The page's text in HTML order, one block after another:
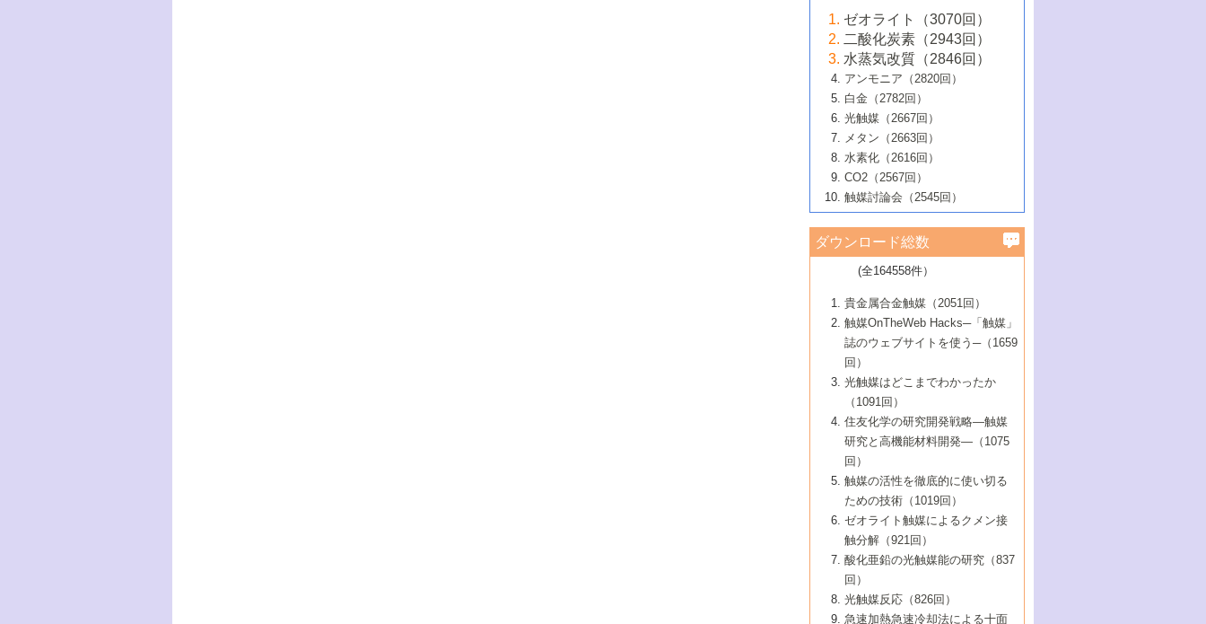
大学：オンライン・対面開催）
6号 メタン転換技術の最新動向
B号 第125回触媒討論会（2020年・工学
院大学）
5号 固体触媒による含窒素有機化合物変
換の最前線
6号 貴金属使用量低減に向けた自動車排
ガス浄化触媒の開発
B号 第123回触媒討論会（2019年・大阪
B号 第121回触媒討論会（2018年・東京
大学）
5号 水素のふるまいを解き明かす最先端
研究
6号 低級アルカンの有効利用のための触
媒技術
B号 第119回触媒討論会（2017年・首都
大学東京）
媒技術
3号 触媒研究の最先端～とびたて若き研究
者たち～（1）
4号 触媒研究の最先端～とびたて若き研究
者たち～（2）
5号 触媒研究の最先端～とびたて若き研究
者たち～（3）
6号 イオニクス材料と燃料電池・電解合成
の最新の研究動向
B号 第117回触媒討論会（2016年・大阪府
立大学）
2号 石油精製用触媒の最近の進展
3号 固体酸化物形燃料電池（SOFC）におけ
るアノード触媒上での燃料直接改質技術
4号 コアシェル構造の制御による触媒機能
5号 工業触媒およびその周辺技術の最近の
進歩
6号 ナノシート
B号 第115回触媒討論会（2015年・成蹊大
2号 光触媒反応機構に関する最新の研究動
向
開発動向
4号 人工光合成に向けた近年のアプローチ
5号 未利用熱エネルギーの有効活用に貢献
する触媒技術
6号 ポリオキソメタレート
B号 第113回触媒討論会（2014年・ロワジ
ールホテル豊橋）
1号 高耐久性燃料電池システム用触媒にお
ける新展開
2号 リビングラジカル重合の最近の動向
3号 天然ガスの化学工業的展開に関する触
媒技術
4号 貴金属触媒の精密構造制御とその活用
5号 バイオマス化成品製造のための固体触
6号 ナノ空間─吸着状態解析から新機能開拓
B号 第111回触媒討論会（2013年・関西大
▼54巻（2012年）
1号 規則性多孔体の利用技術における最近
の進歩
2号 第109回触媒討論会
3号 貴金属低減技術の最新動向
4号 貴金属代替技術の最新動向
5号 光触媒による物質変換反応の新展開
6号 グラフェン
7号 水素を利用する化成品合成の新潮流
▼53巻（2011年）
1号 金属学から見る合金触媒の新展開
2号 第107回触媒討論会
3号 触媒のその場観察法の進歩（１）
4号 触媒のその場観察法の進歩（２）
5号 不活性結合の触媒的活性化による有機
合成
6号 新しい固体酸触媒技術
7号 ゼオライト合成における最近の進歩
▼52巻（2010年）
1号 触媒の劣化対策と長寿命触媒開発
2号 第105回触媒討論会
3号 ナノ構造が拓く新機能
4号 活性サイトおよびその環境の精密な設
計による触媒の高機能化
5号 触媒を有効に使うための技術
7号 有機分子触媒による精密有機合成
8号 高機能化ポリオレフィンに向けた重合
触媒の最近の進展
1号 炭素材料－熱い注目を集める材料－
2号 第103回触媒討論会
3号 環境浄化用光触媒の現状と課題
4号 水素社会の実現に向けた水素製造・貯
蔵技術の進歩
5号 CO2が関わる触媒・材料
7号 持続可能社会実現のための触媒および
触媒関連技術
▼50巻（2008年）
1号 触媒化学と学会のこの10年，半世紀，
そして未来
2号 第101回触媒討論会
4号 錯体を利用したユニークな表面構造の
構築と機能
5号 若手会員による触媒研究の未来展望1：
企業編
6号 第102回触媒討論会
7号 触媒・化学反応における計算化学の進
8号 若手研究者による触媒研究の未来展望
2：大学・研究所編
▼49巻（2007年）
1号 含フッ素化合物の合成と触媒
2号 第99回触媒討論会
3号 実用的ファインケミカル合成プロセス
を実現する触媒
5号 こんな物質，あんな物質―新たな触媒
の可能性―
7号 『結晶の化学』を活かした触媒研究
8号 イオン液体の応用
▼48巻（2006年）
1号 固体酸触媒の最近の進歩
2号 第97回触媒討論会
3号 リビング重合触媒の最近の展開
5号 水素製造・貯蔵のための触媒技術の新
しい展開
6号 第98回触媒討論会
7号 基礎化学品製造の触媒技術
8号 多機能型リアクター
1号 最近の触媒担体とその効果
2号 第95回触媒討論会
4号 水分解用光触媒材料
5号 時間分解分光の進歩と応用
6号 第96回触媒討論会
8号 超臨界流体を用いた化学プロセスの新
▼46巻（2004年）
1号 部分酸化反応触媒の最前線
2号 第93回触媒討論会
3号 特殊エネルギー場の触媒反応
4号 生体内における金属の触媒作用
5号 ファインケミカルズの展開に寄与する
6号 第94回触媒討論会
7号 サブナノレベルでみた新しい表面現象
8号 オレフィン重合触媒の新たな展
▼45巻（2003年）
1号 なぜこの触媒が良いのか？
2号 第91回触媒討論会
3号 最近の自動車排ガス処理技術
4号 触媒研究の現状と将来─第90回触媒討論
5号 基礎化学品製造の触媒技術
6号 第92回触媒討論会
7号 基礎化学品製造の触媒技術
8号 資源の循環と触媒技術
▼44巻（2002年）
1号 高次制御された触媒の化学
2号 第89回触媒討論会
3号 触媒を利用した電気化学の新展開
4号 ナノ材料の調製と機能化
5号 こんな触媒が欲しい
6号 第90回触媒討論会
7号 触媒研究と学術雑誌/情報
8号 若い世代からみた触媒化学の現状と未
▼43巻（2001年）
1号 グリーンケミストリーと触媒
2号 第87回触媒討論会特集号
3号 生体触媒とバイオプロセス
4号 水素製造・利用の触媒化学
5号 触媒研究における新しい切り口：コン
ビナトリアルケミストリー
6号 第88回触媒討論会特集号
7号 企業における触媒研究のブレークスル
8号 この材料を触媒として使ってみません
▼42巻（2000年）
1号 触媒反応工学の明日を拓く
2号 第85回触媒討論会
3号 反応ダイナミクス
5号 触媒のおもしろさをどのように伝える
6号 第86回触媒討論会
7号 水素化精製触媒の新しい展開
8号 新しい反応性と機能性を目指した金属
クラスタ-化学
▼41巻（1999年）
1号 孔、穴、あな?-特異な空間とその利用-
2号 第83回触媒討論会
3号 均一系触媒反応最前線
4号 実用炭素材料の新展開
5号 研究の方法論を考える
7号 機能性金属材料と触媒
8号 触媒研究へのNMRの応用と展望
▼40巻（1998年）
進展と21世紀への提言/創立40周年記念・触
媒学会この10年の歩みとこれから/創立40周
2号 第81回触媒討論会
3号 計算機触媒化学へのさそい
4号 触媒劣化の制御と予測
5号 最新の実用プロセスと触媒
6号 第82回触媒討論会
1号 均一系と不均一系触媒反応-その特徴と
接点
2号 第79回触媒討論会
3号 最新NO除去触媒の実用化研究
4号 新しい反応場を目指した触媒調製
5号 反応・分離技術の新しい展開
6号 第80回触媒討論会
▼38巻（1996年）
1号 触媒の構造と触媒作用/C1化学を中心と
する21世紀への触媒
3号 オリンピックメダル:金・銀・銅はどん
な触媒作用を示すか
4号 触媒作用における機能の複合化
▼37巻（1995年）
1号 ファインケミカルズと固体触媒
2号 第75回触媒討論会
3号 希土類を利用した触媒
4号 触媒とリサイクル
5号 エネルギー変換触媒
▼36巻（1994年）
1号 電気化学と触媒
2号 第73回触媒討論会
3号 C4化学の展開
4号 《通常号》
▼35巻（1993年）
1号 工業触媒開発マニュアル―探索から工
業化まで
2号 第71回触媒討論会
▼34巻（1992年）
1号 インパクトを与えたこの研究
2号 第69回触媒討論会
▼33巻（1991年）
1号 触媒プロセス開発マニュアル―探索か
▼32巻（1990年）
ゼオライト（3070回）
二酸化炭素（2943回）
水蒸気改質（2846回）
アンモニア（2820回）
白金（2782回）
光触媒（2667回）
メタン（2663回）
水素化（2616回）
CO2（2567回）
触媒討論会（2545回）
ダウンロード総数
(全164558件）
貴金属合金触媒（2051回）
触媒OnTheWeb Hacks─「触媒」
誌のウェブサイトを使う─（1659
回）
光触媒はどこまでわかったか
（1091回）
住友化学の研究開発戦略―触媒
研究と高機能材料開発―（1075
回）
触媒の活性を徹底的に使い切る
ための技術（1019回）
ゼオライト触媒によるクメン接
触分解（921回）
酸化亜鉛の光触媒能の研究（837
回）
光触媒反応（826回）
急速加熱急速冷却法による十面